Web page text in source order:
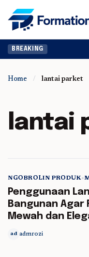
BREAKING
Home / lantai parket
lantai
NGOBROLIN PRODUK•
Penggunaan
Bangunan Agar
Mewah dan
ad admrozi